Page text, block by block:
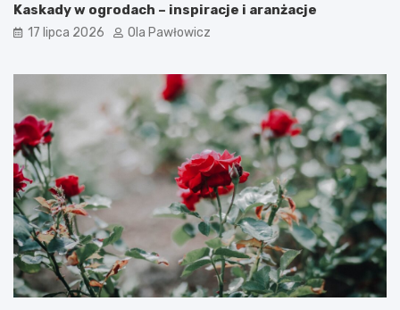
Kaskady w ogrodach – inspiracje i aranżacje
17 lipca 2026 Ola Pawłowicz